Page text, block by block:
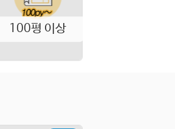
100평 이상